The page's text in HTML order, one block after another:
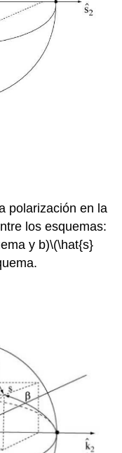
polarización en la
los esquemas:
y b)\(\hat{s}